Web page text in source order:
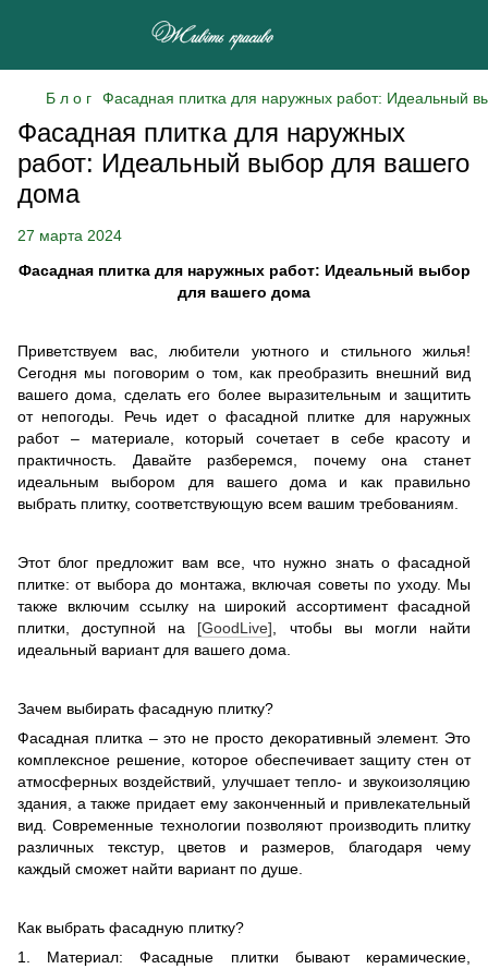
Б л о г Фасадная плитка для наружных работ: Идеальный
Фасадная плитка для наружных
работ: Идеальный выбор для вашего
дома
27 марта 2024
Фасадная плитка для наружных работ: Идеальный выбор
для вашего дома
Приветствуем вас, любители уютного и стильного жилья!
Сегодня мы поговорим о том, как преобразить внешний вид
вашего дома, сделать его более выразительным и защитить
от непогоды. Речь идет о фасадной плитке для наружных
работ – материале, который сочетает в себе красоту и
практичность. Давайте разберемся, почему она станет
идеальным выбором для вашего дома и как правильно
выбрать плитку, соответствующую всем вашим требованиям.
Этот блог предложит вам все, что нужно знать о фасадной
плитке: от выбора до монтажа, включая советы по уходу. Мы
также включим ссылку на широкий ассортимент фасадной
плитки, доступной на [GoodLive] , чтобы вы могли найти
идеальный вариант для вашего дома.
Зачем выбирать фасадную плитку?
Фасадная плитка – это не просто декоративный элемент. Это
комплексное решение, которое обеспечивает защиту стен от
атмосферных воздействий, улучшает тепло- и звукоизоляцию
здания, а также придает ему законченный и привлекательный
вид. Современные технологии позволяют производить плитку
различных текстур, цветов и размеров, благодаря чему
каждый сможет найти вариант по душе.
Как выбрать фасадную плитку?
1. Материал: Фасадные плитки бывают керамические,